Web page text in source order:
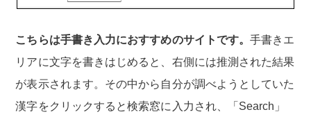
こちらは手書き入力におすすめのサイトです。手書きエ
リアに文字を書きはじめると、右側には推測された結果
が表示されます。その中から自分が調べようとしていた
漢字をクリックすると検索窓に入力され、「Search」